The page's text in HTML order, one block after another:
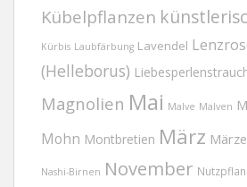
Kübelpflanzen
Kürbis Laubfärbung Lavendel
(Helleborus)
Magnolien Mai Malve Malven
Mohn Montbretien März
Nashi-Birnen November